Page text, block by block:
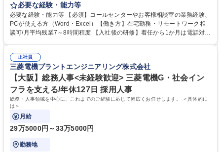
お客様のお声をより良い商品づくりに活かしていく上で、窓口となるお客
様相談室でのお仕事です。 日々お客様からいただくキリングループへのご
意見を、企業活動に活かしています。お客様からの声に迅速かつ誠意をも
って対応、情報提供するとともにグループ内活動に反映しています。 【具
平均100件前後■メール・手紙：同上40件前後 募集職種 中野本社【お客様
相談室】お客様のお声をもとにより良い商品づくりへ貢献
必要な経験・能力等
必要な経験・能力等 【必須】コールセンターやお客様相談室の業務経験、
PCが使える方（Word・Excel）【働き方】在宅勤務・リモートワーク相
談可/月平均残業7～8時間程度 【入社後の研修】着任から1か月は電話対応
すのでご安心ください。 【当社について】キリングループの広報機能を担
う会社として、お客様との出会いを大切にし、磨き上げたホスピタリティ
を込めてコミュニケーションをとりながら広報関連業務を行っておりま
す。 学歴・資格 学歴：大学院 大学 高専 短大 専修学校 高校 語学力： 資
格：
正社員
三菱電機プラントエンジニアリング株式会社
【大阪】総務人事<未経験歓迎> 三菱電機G・社会イン
フラを支える/年休127日 採用人事
総務・人事領域を中心に、これまでのご経験に応じて幅広くお任せします。 ＜具体的に
は＞
月給
29万5000円～33万5000円
勤務地